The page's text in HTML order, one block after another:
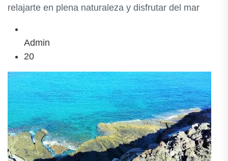
relajarte en plena naturaleza y disfrutar del mar
Admin
20